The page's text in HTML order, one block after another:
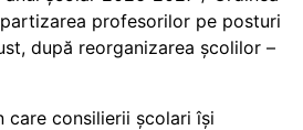
profesorilor pe posturi
după reorganizarea școlilor –
care consilierii școlari își